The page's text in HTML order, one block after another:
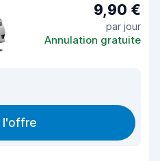
9,90 €
par jour
Annulation gratuite
l'offre